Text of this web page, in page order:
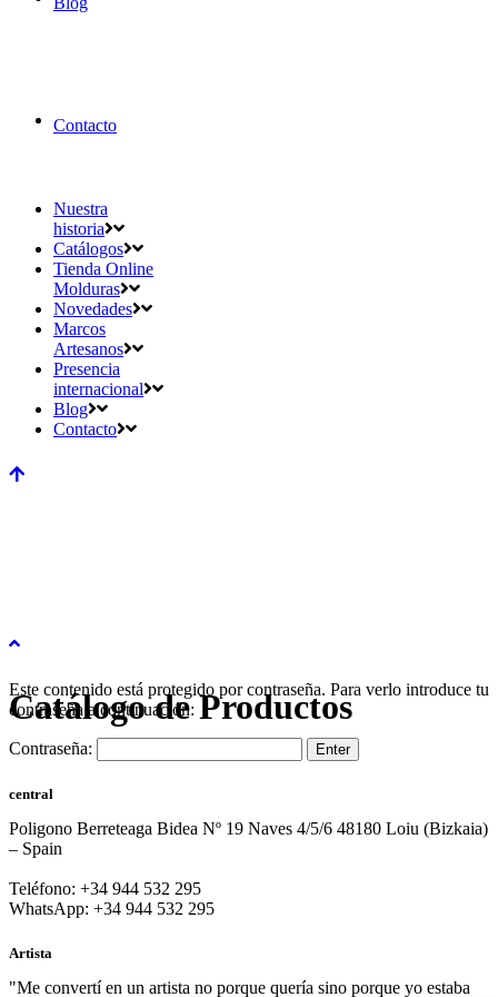
Contacto
Nuestra
historia
Catálogos
Tienda Online
Molduras
Novedades
Marcos
Artesanos
Presencia
internacional
Blog
Contacto
Catálogo de Productos
Este contenido está protegido por contraseña. Para verlo introduce tu
contraseña a continuación:
Contraseña:
central
Poligono Berreteaga Bidea Nº 19 Naves 4/5/6 48180 Loiu (Bizkaia)
– Spain
Teléfono: +34 944 532 295
WhatsApp: +34 944 532 295
Artista
"Me convertí en un artista no porque quería sino porque yo estaba